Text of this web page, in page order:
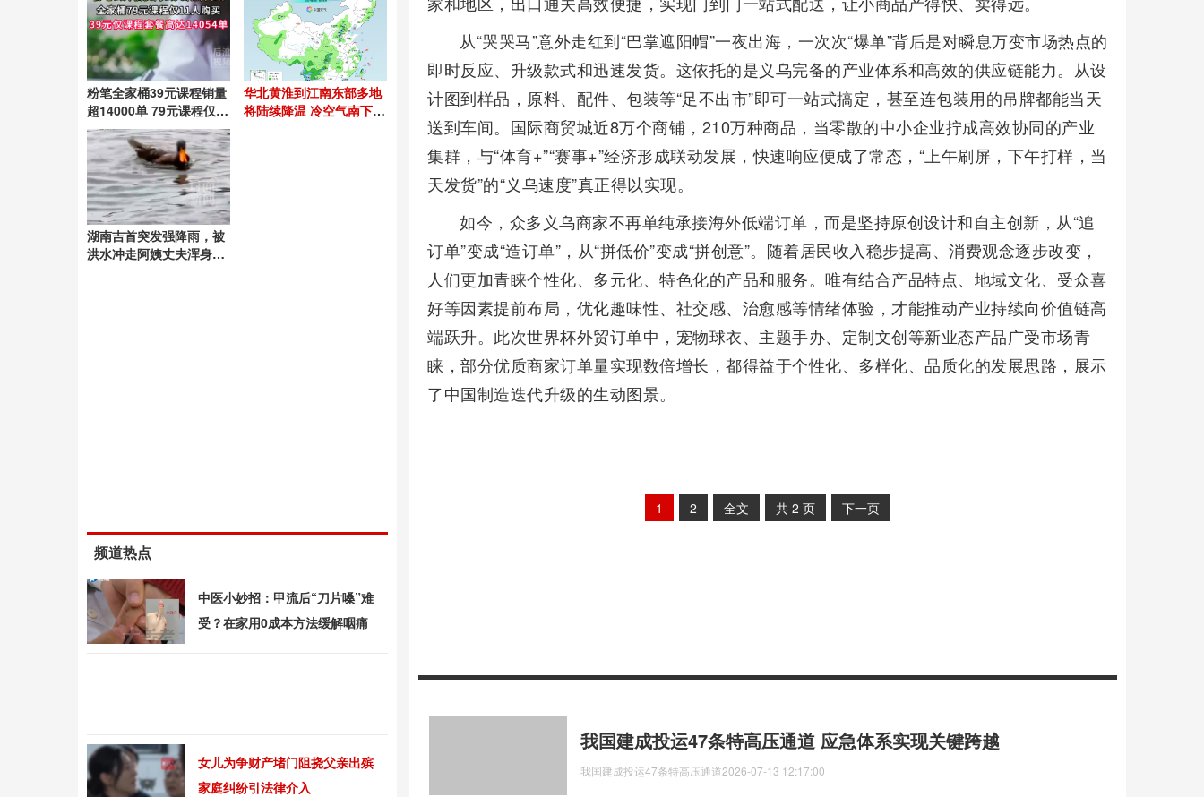
从“哭哭马”意外走红到“巴掌遮阳帽”一夜出海，一次次“爆单”背后是对瞬息万变市场热点的
即时反应、升级款式和迅速发货。这依托的是义乌完备的产业体系和高效的供应链能力。从设
计图到样品，原料、配件、包装等“足不出市”即可一站式搞定，甚至连包装用的吊牌都能当天
送到车间。国际商贸城近8万个商铺，210万种商品，当零散的中小企业拧成高效协同的产业
集群，与“体育+”“赛事+”经济形成联动发展，快速响应便成了常态，“上午刷屏，下午打样，当
天发货”的“义乌速度”真正得以实现。
如今，众多义乌商家不再单纯承接海外低端订单，而是坚持原创设计和自主创新，从“追
订单”变成“造订单”，从“拼低价”变成“拼创意”。随着居民收入稳步提高、消费观念逐步改变，
人们更加青睐个性化、多元化、特色化的产品和服务。唯有结合产品特点、地域文化、受众喜
好等因素提前布局，优化趣味性、社交感、治愈感等情绪体验，才能推动产业持续向价值链高
端跃升。此次世界杯外贸订单中，宠物球衣、主题手办、定制文创等新业态产品广受市场青
睐，部分优质商家订单量实现数倍增长，都得益于个性化、多样化、品质化的发展思路，展示
了中国制造迭代升级的生动图景。
1 2 全文 共 2 页 下一页
我国建成投运47条特高压通道 应急体系实现关键跨越
我国建成投运47条特高压通道2026-07-13 12:17:00
粉笔全家桶39元课程销量
超14000单 79元课程仅9
人购买
华北黄淮到江南东部多地
将陆续降温 冷空气南下缓
湖南吉首突发强降雨，被
洪水冲走阿姨丈夫浑身颤
频道热点
中医小妙招：甲流后“刀片嗓”难
受？在家用0成本方法缓解咽痛
女儿为争财产堵门阻挠父亲出殡
家庭纠纷引法律介入